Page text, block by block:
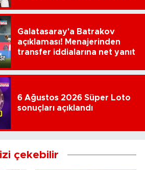
Galatasaray'a Batrakov
açıklaması! Menajerinden
transfer iddialarına net yanıt
6 Ağustos 2026 Süper Loto
sonuçları açıklandı
çekebilir